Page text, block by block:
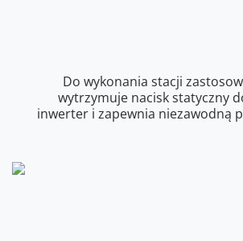
Do wykonania stacji
wytrzymuje nacisk statyczny
inwerter i zapewnia niezawodną